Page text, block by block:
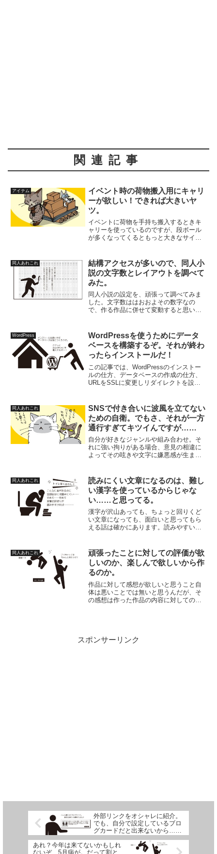
関連記事
アイテム
イベント時の荷物搬入用にキャリ
ーが欲しい！できれば大きいヤ
ツ。
イベントに荷物を手持ち搬入するときキ
ャリーを使っているのですが、段ボール
が多くなってくるともっと大きなサイズ
いと思っていた商品のチラシを見てしま
ったので、気が付いたらお買い上げして
たよって話。
同人あれこれ
結構アクセスが多いので、同人小
説の文字数とレイアウトを調べて
みた。
同人小説の設定を、頑張って調べてみま
した。文字数ははおおよその数字なの
で、作る作品に併せて変動すると思いま
WordPress
WordPressを使うためにデータ
ベースを構築するぞ。それが終わ
ったらインストールだ！
この記事では、WordPressのインストー
ルの仕方、データベースの作成の仕方、
URLをSSLに変更しリダイレクトを設定
を選んで作業すると良いかと思います
よ〜
同人あれこれ
SNSで付き合いに波風を立てない
ための自衛。でもさ、それが一方
通行すぎてキツイんですが……
自分が好きなジャンルや組み合わせ。そ
れに強い拘りがある場合、意見の相違に
よってその呟きや文字に嫌悪感が生まれ
めの呟きが、地味にモヤモヤを生んでし
まうこともあります。見てるとこれって
どうなんだろう？って思ってしまったよ
という話。
同人あれこれ
読みにくい文章になるのは、難し
い漢字を使っているからじゃな
い……と思ってる。
漢字が沢山あっても、ちょっと回りくど
い文章になっても、面白いと思ってもら
える話は確かにあります。読みやすい＝
同人あれこれ
頑張ったことに対しての評価が欲
しいのか、楽しんで欲しいから作
るのか。
作品に対して感想が欲しいと思うこと自
体は悪いことでは無いと思うんだが、そ
の感想は作った作品の内容に対してのモ
好きです！最高です！以外の言葉が出て
こないから、努力したから認めてよとい
スポンサーリンク
外部リンクをオシャレに紹介。
でも、自分で設定しているブロ
グカードだと出来ないから……
あれ？今年は来てないかもしれ
ないぞ、5月病が。だって割と